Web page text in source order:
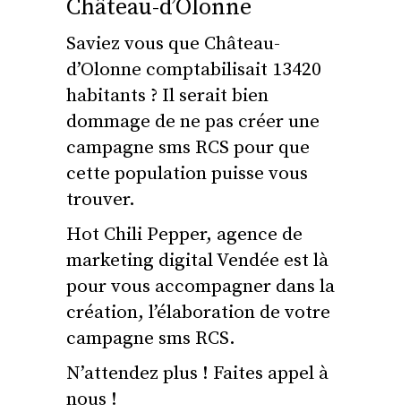
Château-d’Olonne
Saviez vous que Château-
d’Olonne comptabilisait 13420
habitants ? Il serait bien
dommage de ne pas créer une
campagne sms RCS pour que
cette population puisse vous
trouver.
Hot Chili Pepper, agence de
marketing digital Vendée est là
pour vous accompagner dans la
création, l’élaboration de votre
campagne sms RCS.
N’attendez plus ! Faites appel à
nous !